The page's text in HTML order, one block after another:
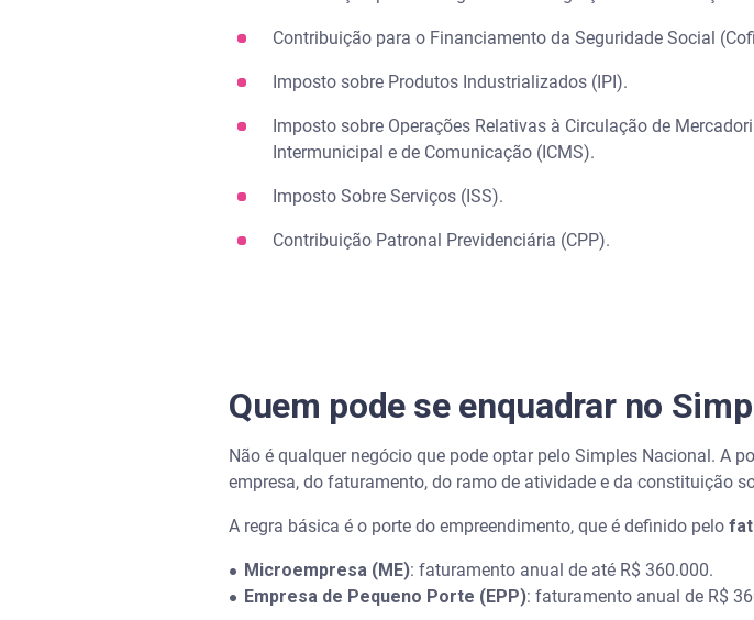
Contribuição para o Financiamento da Seguridade Social
Imposto sobre Produtos Industrializados (IPI).
Imposto sobre Operações Relativas à Circulação de
Intermunicipal e de Comunicação (ICMS).
Imposto Sobre Serviços (ISS).
Contribuição Patronal Previdenciária (CPP).
Quem pode se enquadrar no
Não é qualquer negócio que pode optar pelo Simples Nacional. A
empresa, do faturamento, do ramo de atividade e da constituição
A regra básica é o porte do empreendimento, que é definido pelo
● Microempresa (ME): faturamento anual de até R$ 360.000.
● Empresa de Pequeno Porte (EPP): faturamento anual de R$